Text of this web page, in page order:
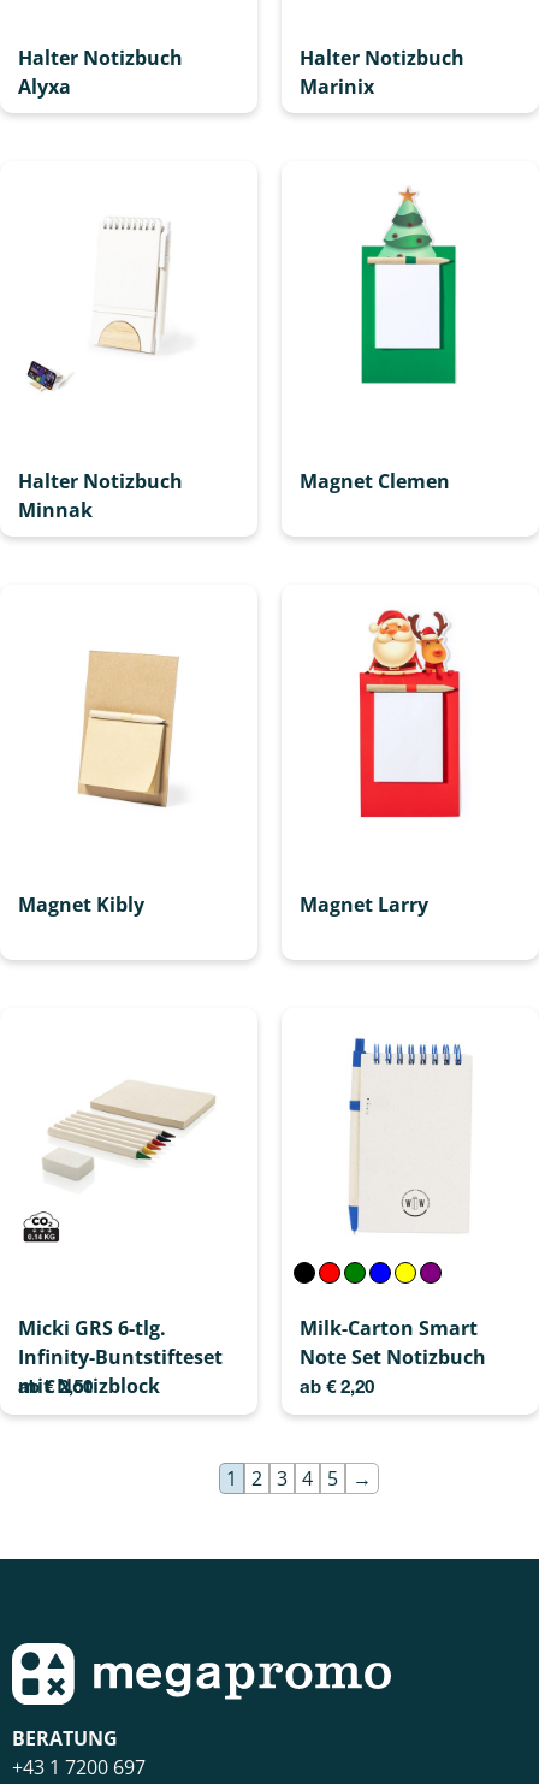
Halter Notizbuch
Alyxa
Halter Notizbuch
Marinix
Halter Notizbuch
Minnak
Magnet Clemen
Magnet Kibly Magnet Larry
Micki GRS 6-tlg.
Infinity-Buntstifteset
mit Notizblock
ab€2,50
Milk-Carton Smart
Note Set Notizbuch
ab €2,20
1 2 3 4 5 →
BERATUNG
+43 1 7200 697